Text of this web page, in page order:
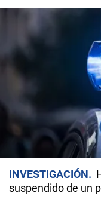
INVESTIGACIÓN
suspendido de un